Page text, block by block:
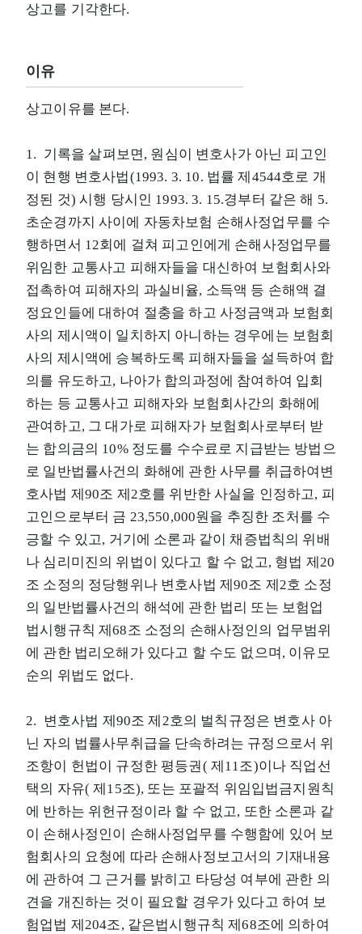
상고를 기각한다.
이유
상고이유를 본다.
1. 기록을 살펴보면, 원심이 변호사가 아닌 피고인
이 현행 변호사법(1993. 3. 10. 법률 제4544호로 개
정된 것) 시행 당시인 1993. 3. 15.경부터 같은 해 5.
초순경까지 사이에 자동차보험 손해사정업무를 수
행하면서 12회에 걸쳐 피고인에게 손해사정업무를
위임한 교통사고 피해자들을 대신하여 보험회사와
접촉하여 피해자의 과실비율, 소득액 등 손해액 결
정요인들에 대하여 절충을 하고 사정금액과 보험회
사의 제시액이 일치하지 아니하는 경우에는 보험회
사의 제시액에 승복하도록 피해자들을 설득하여 합
의를 유도하고, 나아가 합의과정에 참여하여 입회
하는 등 교통사고 피해자와 보험회사간의 화해에
관여하고, 그 대가로 피해자가 보험회사로부터 받
는 합의금의 10% 정도를 수수료로 지급받는 방법으
로 일반법률사건의 화해에 관한 사무를 취급하여변
호사법 제90조 제2호를 위반한 사실을 인정하고, 피
고인으로부터 금 23,550,000원을 추징한 조처를 수
긍할 수 있고, 거기에 소론과 같이 채증법칙의 위배
나 심리미진의 위법이 있다고 할 수 없고, 형법 제20
조 소정의 정당행위나 변호사법 제90조 제2호 소정
의 일반법률사건의 해석에 관한 법리 또는 보험업
법시행규칙 제68조 소정의 손해사정인의 업무범위
에 관한 법리오해가 있다고 할 수도 없으며, 이유모
순의 위법도 없다.
2. 변호사법 제90조 제2호의 벌칙규정은 변호사 아
닌 자의 법률사무취급을 단속하려는 규정으로서 위
조항이 헌법이 규정한 평등권( 제11조)이나 직업선
택의 자유( 제15조), 또는 포괄적 위임입법금지원칙
에 반하는 위헌규정이라 할 수 없고, 또한 소론과 같
이 손해사정인이 손해사정업무를 수행함에 있어 보
험회사의 요청에 따라 손해사정보고서의 기재내용
에 관하여 그 근거를 밝히고 타당성 여부에 관한 의
견을 개진하는 것이 필요할 경우가 있다고 하여 보
험업법 제204조, 같은법시행규칙 제68조에 의하여